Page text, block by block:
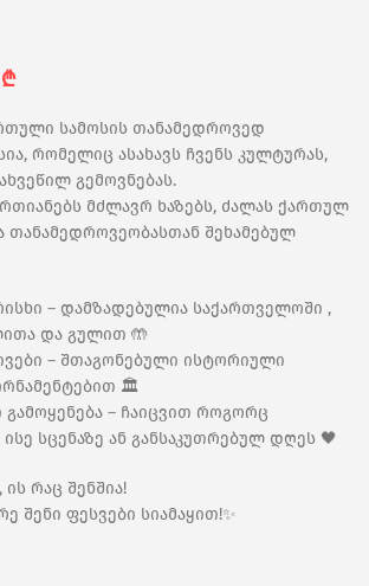
₾
სამოსის თანამედროვედ
რომელიც ასახავს ჩვენს კულტურას,
გემოვნებას.
მძლავრ ხაზებს, ძალას ქართულ
თანამედროვეობასთან შეხამებულ
– დამზადებულია საქართველოში ,
და გულით 🤲
– შთაგონებული ისტორიული
🏛️
– ჩაიცვით როგორც
სცენაზე ან განსაკუთრებულ დღეს 🖤
რაც შენშია!
შენი ფესვები სიამაყით!✨